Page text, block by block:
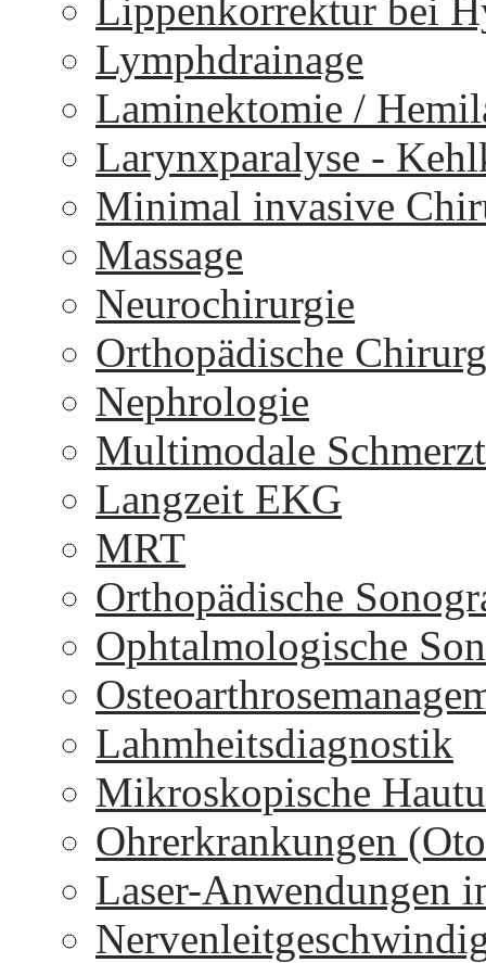
Lippenkorrektur bei
Lymphdrainage
Laminektomie /
Larynxparalyse -
Minimal invasive
Massage
Neurochirurgie
Orthopädische
Nephrologie
Multimodale
Langzeit EKG
MRT
Orthopädische
Ophtalmologische
Lahmheitsdiagnostik
Mikroskopische
Ohrerkrankungen
Laser-Anwendungen